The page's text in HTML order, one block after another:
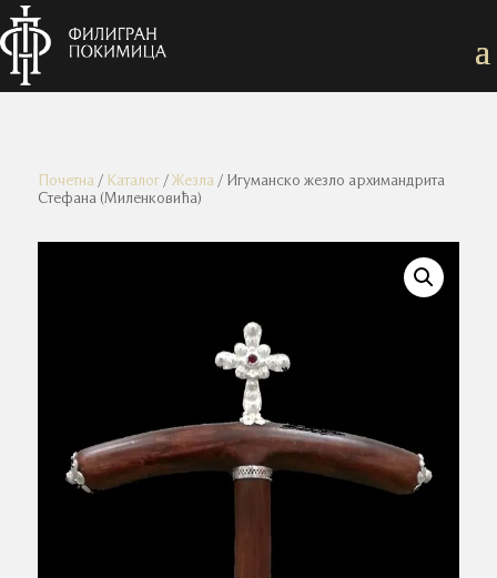
Почетна/ Каталог/ Жезла/ Игуманско жезло архимандрита
Стефана (Миленковића)